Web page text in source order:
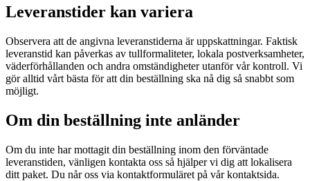
Leveranstider kan variera
Observera att de angivna leveranstiderna är uppskattningar. Faktisk
leveranstid kan påverkas av tullformaliteter, lokala postverksamheter,
väderförhållanden och andra omständigheter utanför vår kontroll. Vi
gör alltid vårt bästa för att din beställning ska nå dig så snabbt som
möjligt.
Om din beställning inte anländer
Om du inte har mottagit din beställning inom den förväntade
leveranstiden, vänligen kontakta oss så hjälper vi dig att lokalisera
ditt paket. Du når oss via kontaktformuläret på vår kontaktsida.